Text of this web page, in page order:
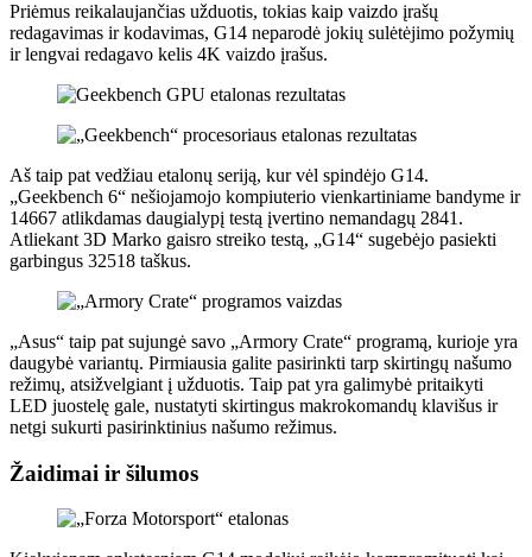
Priėmus reikalaujančias užduotis, tokias kaip vaizdo įrašų
redagavimas ir kodavimas, G14 neparodė jokių sulėtėjimo požymių
ir lengvai redagavo kelis 4K vaizdo įrašus.
Aš taip pat vedžiau etalonų seriją, kur vėl spindėjo G14.
„Geekbench 6“ nešiojamojo kompiuterio vienkartiniame bandyme ir
14667 atlikdamas daugialypį testą įvertino nemandagų 2841.
Atliekant 3D Marko gaisro streiko testą, „G14“ sugebėjo pasiekti
garbingus 32518 taškus.
„Asus“ taip pat sujungė savo „Armory Crate“ programą, kurioje yra
daugybė variantų. Pirmiausia galite pasirinkti tarp skirtingų našumo
režimų, atsižvelgiant į užduotis. Taip pat yra galimybė pritaikyti
LED juostelę gale, nustatyti skirtingus makrokomandų klavišus ir
netgi sukurti pasirinktinius našumo režimus.
Žaidimai ir šilumos